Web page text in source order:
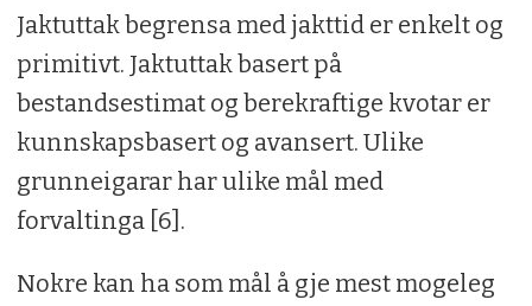
Jaktuttak begrensa med jakttid er enkelt og
primitivt. Jaktuttak basert på
bestandsestimat og berekraftige kvotar er
kunnskapsbasert og avansert. Ulike
grunneigarar har ulike mål med
forvaltinga [6].
Nokre kan ha som mål å gje mest mogeleg